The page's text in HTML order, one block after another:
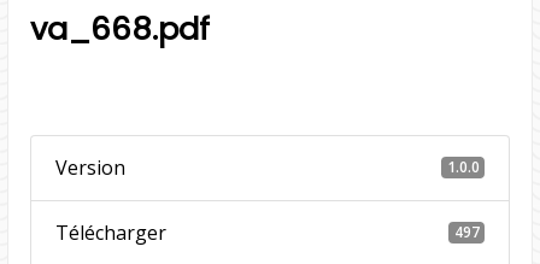
va_668.pdf
Version 1.0.0
Télécharger 497